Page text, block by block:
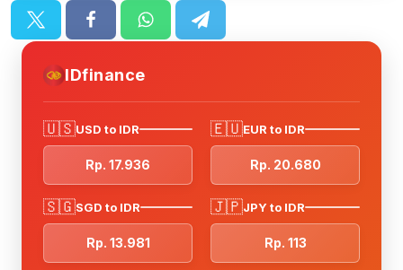
IDfinance
🇺🇸USD to IDR
Rp. 17.936
🇪🇺EUR to IDR
Rp. 20.680
🇸🇬SGD to IDR
Rp. 13.981
🇯🇵JPY to IDR
Rp. 113